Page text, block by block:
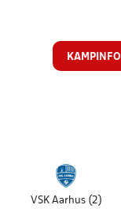
KAMPINFO
VSK Aarhus (2)